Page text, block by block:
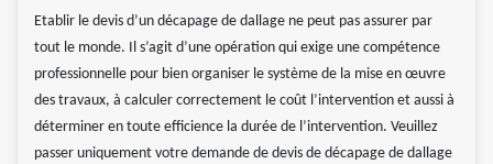
Etablir le devis d’un décapage de dallage ne peut pas assurer par
tout le monde. Il s’agit d’une opération qui exige une compétence
professionnelle pour bien organiser le système de la mise en œuvre
des travaux, à calculer correctement le coût l’intervention et aussi à
déterminer en toute efficience la durée de l’intervention. Veuillez
passer uniquement votre demande de devis de décapage de dallage